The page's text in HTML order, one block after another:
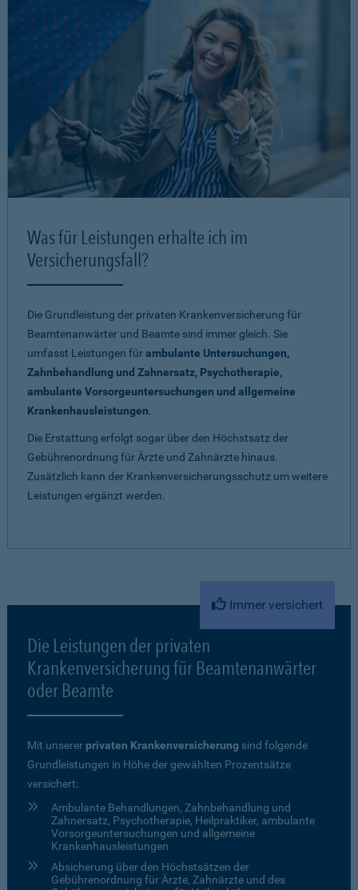
Was für Leistungen erhalte ich im
Versicherungsfall?
Die Grundleistung der privaten Krankenversicherung für
Beamtenanwärter und Beamte sind immer gleich. Sie
umfasst Leistungen fürambulante Untersuchungen,
Zahnbehandlung und Zahnersatz, Psychotherapie,
ambulante Vorsorgeuntersuchungen und allgemeine
Krankenhausleistungen.
Die Erstattung erfolgt sogar über den Höchstsatz der
Gebührenordnung für Ärzte und Zahnärzte hinaus.
Zusätzlich kann der Krankenversicherungsschutz um weitere
Leistungen ergänzt werden.
Immer versichert
Die Leistungen der privaten
Krankenversicherung für Beamtenanwärter
oder Beamte
Mit unserer privaten Krankenversicherung sind folgende
Grundleistungen in Höhe der gewählten Prozentsätze
versichert:
Ambulante Behandlungen, Zahnbehandlung und
Zahnersatz, Psychotherapie, Heilpraktiker, ambulante
Vorsorgeuntersuchungen und allgemeine
Krankenhausleistungen
Absicherung über den Höchstsätzen der
Gebührenordnung für Ärzte, Zahnärzte und des